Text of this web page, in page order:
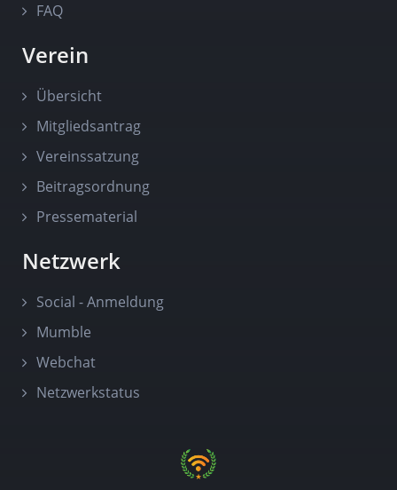
FAQ
Verein
Übersicht
Mitgliedsantrag
Vereinssatzung
Beitragsordnung
Pressematerial
Netzwerk
Social - Anmeldung
Mumble
Webchat
Netzwerkstatus